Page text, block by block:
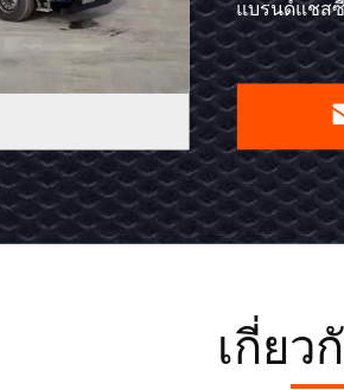
รถยนต์
ใหญ่
คอนกรีต
ปั๊ม
รถยนต์
70m
แบรนด์แชสซี: ตงเฟิง
ติดต่อ
ตอน
นี้
เกี่ยว